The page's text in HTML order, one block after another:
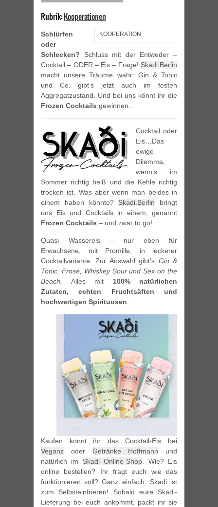
Rubrik:Kooperationen
KOOPERATION
Schlürfen
oder
Schlecken? Schluss mit der Entweder –
Cocktail – ODER – Eis – Frage! Skadi.Berlin
macht unsere Träume wahr: Gin & Tonic
und Co. gibt’s jetzt auch im festen
Aggregatzustand. Und bei uns könnt ihr die
Frozen Cocktails gewinnen…
Cocktail oder
Eis…Das
ewige
Dilemma,
wenn’s im
Sommer richtig heiß und die Kehle richtig
trocken ist. Was aber wenn man beides in
einem haben könnte? Skadi.Berlin bringt
uns Eis und Cocktails in einem, genannt
Frozen Cocktails – und zwar to go!
Quasi Wassereis – nur eben für
Erwachsene, mit Promille, in leckerer
Cocktailvariante. Zur Auswahl gibt’s Gin &
Tonic, Frosé, Whiskey Sour und Sex on the
Beach. Alles mit 100% natürlichen
Zutaten, echten Fruchtsäften und
hochwertigen Spirituosen.
Kaufen könnt ihr das Cocktail-Eis bei
Veganz oder Getränke Hoffmann und
natürlich im Skadi Online-Shop. Wie? Eis
online bestellen? Ihr fragt euch wie das
funktionieren soll? Ganz einfach: Skadi ist
zum Selbsteinfrieren! Sobald eure Skadi-
Lieferung bei euch ankommt, packt ihr sie